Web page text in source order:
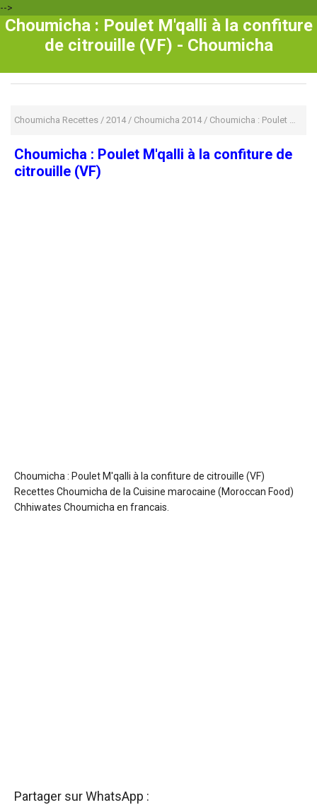
-->
Choumicha : Poulet M'qalli à la confiture
de citrouille (VF) - Choumicha
Choumicha Recettes / 2014/ Choumicha 2014/ Choumicha : Poulet M'qalli à la confiture de citrouille (VF)
Choumicha : Poulet M'qalli à la confiture de
citrouille (VF)
Choumicha : Poulet M'qalli à la confiture de citrouille (VF)
Recettes Choumicha de la Cuisine marocaine (Moroccan Food)
Chhiwates Choumicha en francais.
Partager sur WhatsApp :